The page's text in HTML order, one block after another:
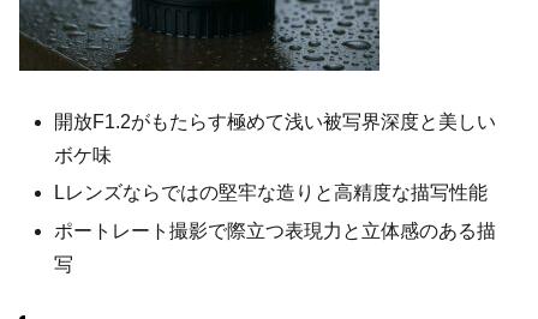
開放F1.2がもたらす極めて浅い被写界深度と美しい
ボケ味
Lレンズならではの堅牢な造りと高精度な描写性能
ポートレート撮影で際立つ表現力と立体感のある描
写